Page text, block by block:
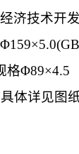
济技术开
格Φ89×4.5
体详见图